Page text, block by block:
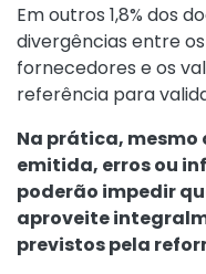
Em outros 1,8% dos
divergências entre
fornecedores e os
referência para
Na prática,
emitida, erros ou
poderão impedir
aproveite
previstos pela